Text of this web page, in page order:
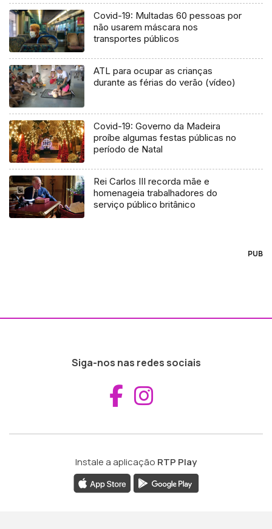
Covid-19: Multadas 60 pessoas por
não usarem máscara nos
transportes públicos
ATL para ocupar as crianças
durante as férias do verão (vídeo)
Covid-19: Governo da Madeira
proíbe algumas festas públicas no
período de Natal
Rei Carlos III recorda mãe e
homenageia trabalhadores do
serviço público britânico
PUB
Siga-nos nas redes sociais
Aceder ao
Instale a aplicação RTP Play